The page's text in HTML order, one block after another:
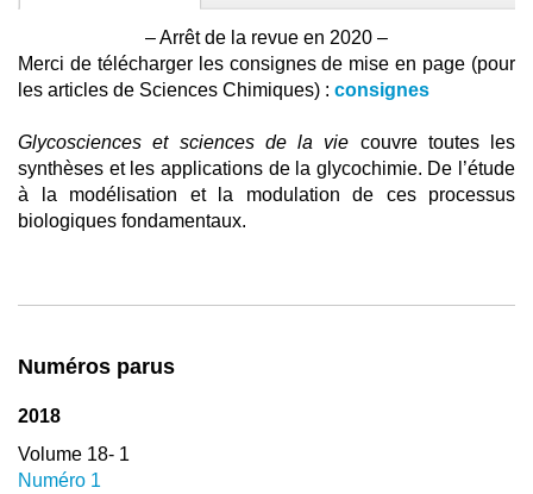
– Arrêt de la revue en 2020 –
Merci de télécharger les consignes de mise en page (pour
les articles de Sciences Chimiques) : consignes
Glycosciences et sciences de la vie couvre toutes les
synthèses et les applications de la glycochimie. De l’étude
à la modélisation et la modulation de ces processus
biologiques fondamentaux.
Numéros parus
2018
Volume 18- 1
Numéro 1